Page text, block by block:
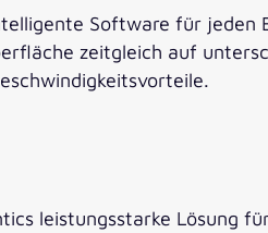
Software für jeden
zeitgleich auf
leistungsstarke Lösung